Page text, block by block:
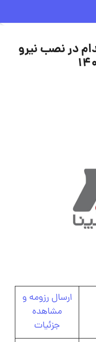
در نصب نیرو
ارسال رزومه و
مشاهده
جزئیات